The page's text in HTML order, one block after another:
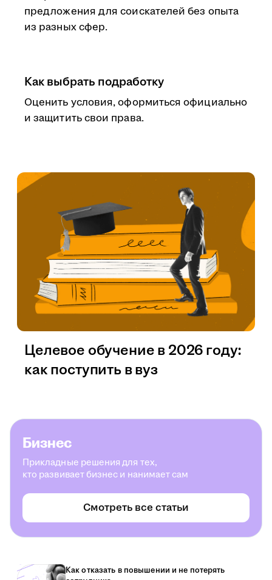
предложения для соискателей без опыта
из разных сфер.
Как выбрать подработку
Оценить условия, оформиться официально
и защитить свои права.
Целевое обучение в 2026 году:
как поступить в вуз
Бизнес
Прикладные решения для тех,
кто развивает бизнес и нанимает сам
Смотреть все статьи
Как отказать в повышении и не потерять